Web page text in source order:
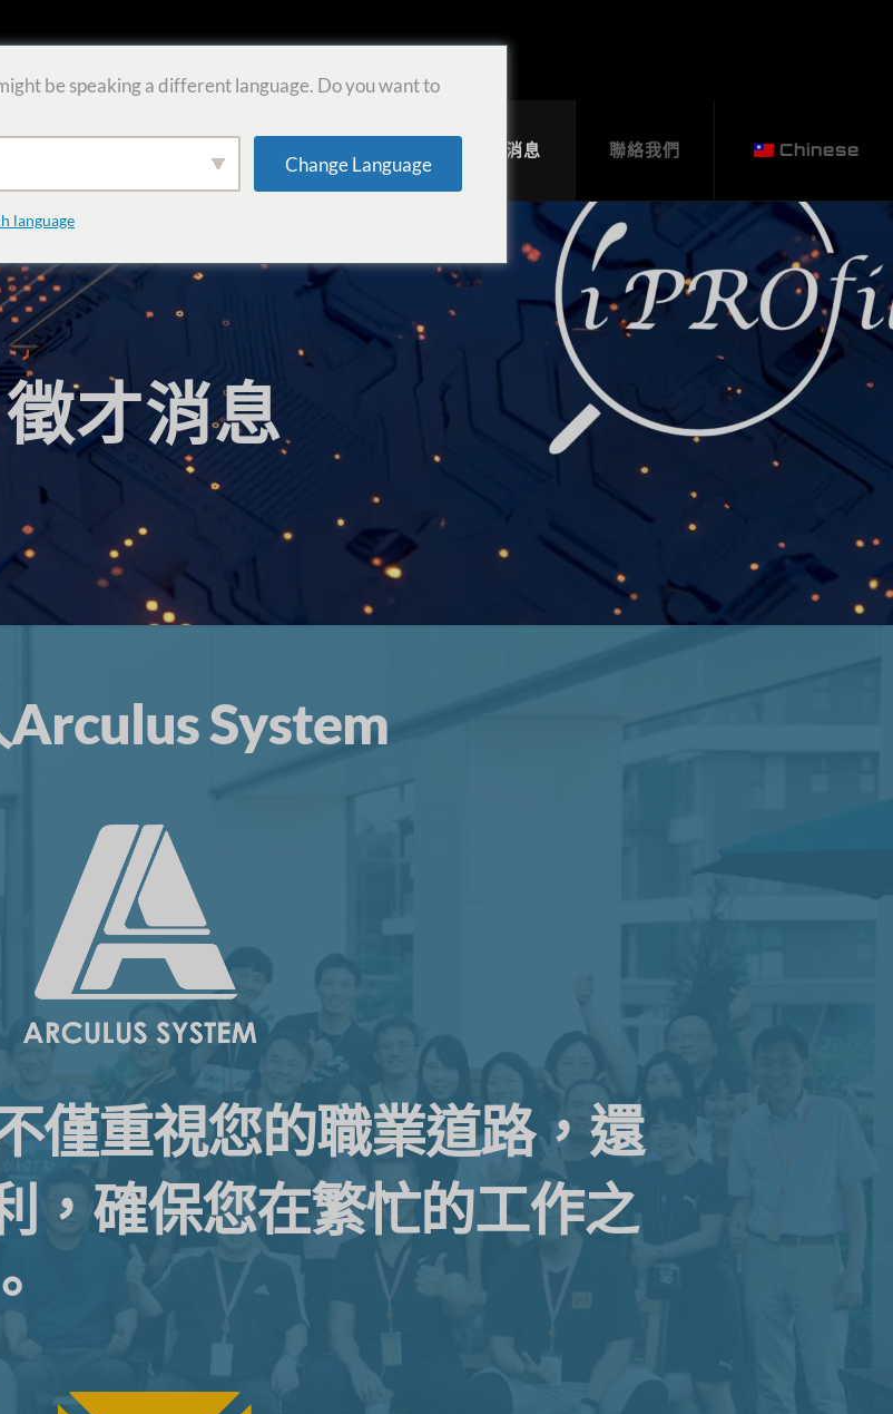
徵才消息 聯絡我們 Chinese
徵才消息
System
僅重視您的職業道路，還
，確保您在繁忙的工作之
be speaking a different language. Do you want to
Change Language
language